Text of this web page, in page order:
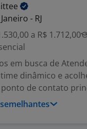
- RJ
a R$ 1.712,00
em busca de
dinâmico e
de contato